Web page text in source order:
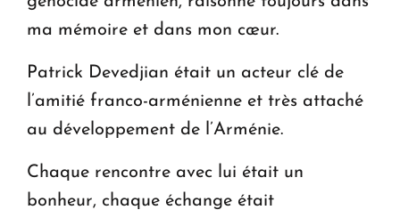
ma mémoire et dans mon cœur.
Patrick Devedjian était un acteur clé de
l’amitié franco-arménienne et très attaché
au développement de l’Arménie.
Chaque rencontre avec lui était un
bonheur, chaque échange était